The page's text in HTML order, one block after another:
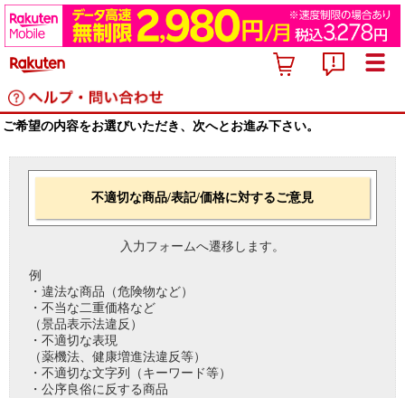
ご希望の内容をお選びいただき、次へとお進み下さい。
不適切な商品/表記/価格に対するご意見
入力フォームへ遷移します。
例
・違法な商品（危険物など）
・不当な二重価格など
（景品表示法違反）
・不適切な表現
（薬機法、健康増進法違反等）
・不適切な文字列（キーワード等）
・公序良俗に反する商品